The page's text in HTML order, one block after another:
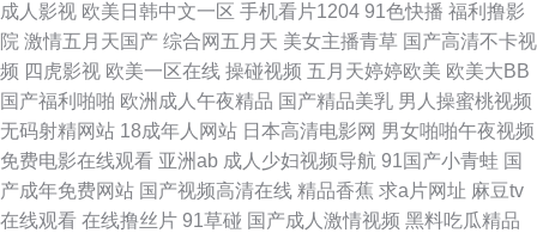
品九十九区 亚州男人天堂 97偷拍在线视频 欧美一级性生活 91老司机福利社
玖玖视频黄色 91吃瓜黑社 九热AV 91次元网 后入黑丝在线播放 影音先锋女
人av 成人ss网站 午夜剧院福利社 草莓视频入口 日韩精品色综合 91探花在线
直播 欧美专区日韩专区 91网站在线看 蜜芽在线导航 91天美 免费口爆射精电
成人影视 欧美日韩中文一区 手机看片1204 91色快播 福利撸影
院 激情五月天国产 综合网五月天 美女主播青草 国产高清不卡视
频 四虎影视 欧美一区在线 操碰视频 五月天婷婷欧美 欧美大BB
国产福利啪啪 欧洲成人午夜精品 国产精品美乳 男人操蜜桃视频
无码射精网站 18成年人网站 日本高清电影网 男女啪啪午夜视频
免费电影在线观看 亚洲ab 成人少妇视频导航 91国产小青蛙 国
产成年免费网站 国产视频高清在线 精品香蕉 求a片网址 麻豆tv
在线观看 在线撸丝片 91草碰 国产成人激情视频 黑料吃瓜精品